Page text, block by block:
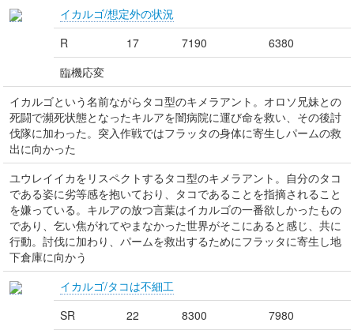
イカルゴ/想定外の状況
R
17 7190
6380
臨機応変
イカルゴという名前ながらタコ型のキメラアント。オロソ兄妹との
死闘で瀕死状態となったキルアを闇病院に運び命を救い、その後討
伐隊に加わった。突入作戦ではフラッタの身体に寄生しパームの救
出に向かった
ユウレイイカをリスペクトするタコ型のキメラアント。自分のタコ
である姿に劣等感を抱いており、タコであることを指摘されること
を嫌っている。キルアの放つ言葉はイカルゴの一番欲しかったもの
であり、乞い焦がれてやまなかった世界がそこにあると感じ、共に
行動。討伐に加わり、パームを救出するためにフラッタに寄生し地
下倉庫に向かう
イカルゴ/タコは不細工
SR
22 8300
7980